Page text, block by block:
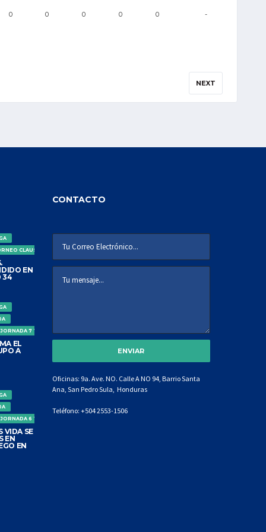
0 0 0 0 0 -
NEXT
CLAUSURA
EN
34
7 TORNEO CLAUSURA
EL
A
6 TORNEO CLAUSURA
VIDA SE
EN
EN
CONTACTO
Oficinas: 9a. Ave. NO. Calle A NO 94, Barrio Santa
Ana, San Pedro Sula, Honduras
Teléfono: +504 2553-1506